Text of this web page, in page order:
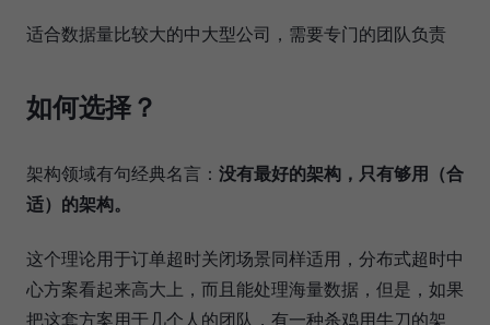
适合数据量比较大的中大型公司，需要专门的团队负责
如何选择？
架构领域有句经典名言： 没有最好的架构，只有够用（合
适）的架构。
这个理论用于订单超时关闭场景同样适用，分布式超时中
心方案看起来高大上，而且能处理海量数据，但是，如果
把这套方案用于几个人的团队，有一种杀鸡用牛刀的架